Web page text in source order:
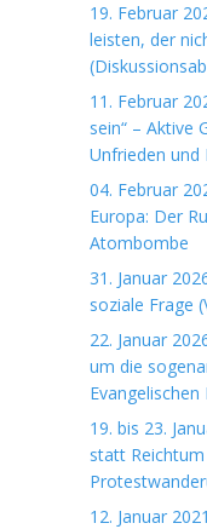
19. Februar
leisten, der
11. Februar
sein“ – Aktive
Unfrieden und
04. Februar
Europa: Der
Atombombe
31. Januar
soziale Frage
22. Januar
um die
19. bis 23.
statt
12. Januar